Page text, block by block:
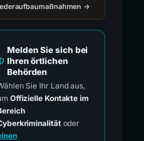
→
Melden Sie sich bei
Ihren örtlichen
Behörden
Sie Ihr Land aus,
Offizielle Kontakte im
oder